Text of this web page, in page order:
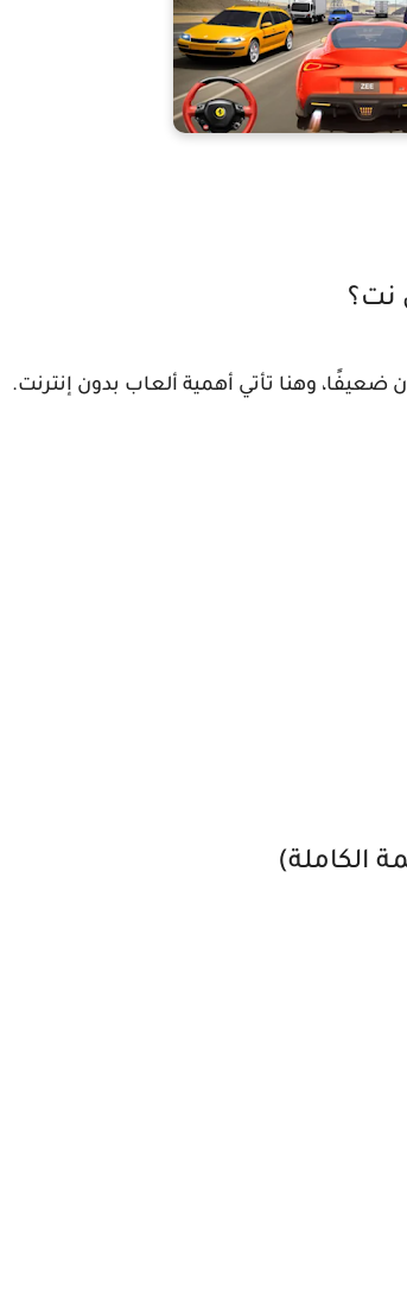
نت؟
ضعيفًا، وهنا تأتي أهمية ألعاب بدون إنترنت.